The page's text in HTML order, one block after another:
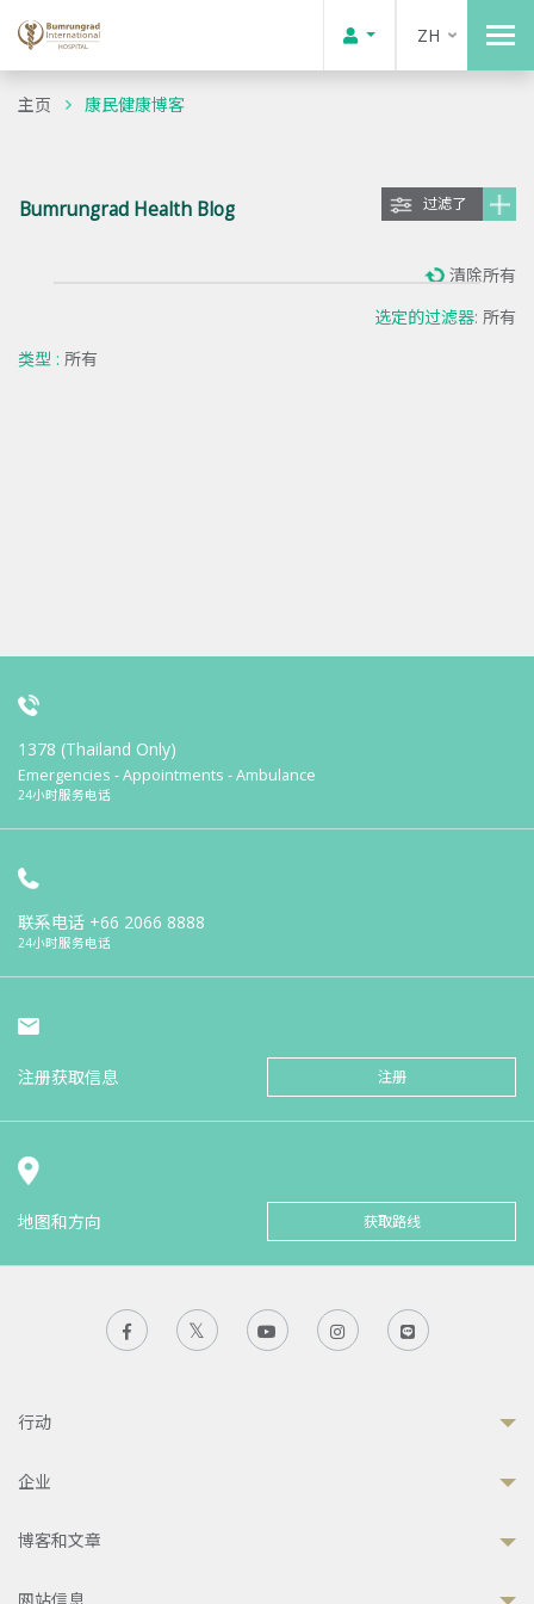
ZH
主页 康民健康博客
Bumrungrad Health Blog 过滤了
选定的过滤器: 所有
类型 : 所有
清除所有
1378 (Thailand Only)
Emergencies - Appointments - Ambulance
24小时服务电话
联系电话 +66 2066 8888
24小时服务电话
注册获取信息 注册
地图和方向 获取路线
行动
企业
博客和文章